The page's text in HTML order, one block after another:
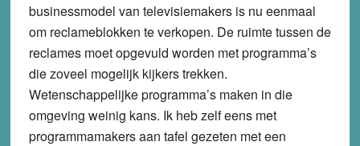
businessmodel van televisiemakers is nu eenmaal
om reclameblokken te verkopen. De ruimte tussen de
reclames moet opgevuld worden met programma’s
die zoveel mogelijk kijkers trekken.
Wetenschappelijke programma’s maken in die
omgeving weinig kans. Ik heb zelf eens met
programmamakers aan tafel gezeten met een